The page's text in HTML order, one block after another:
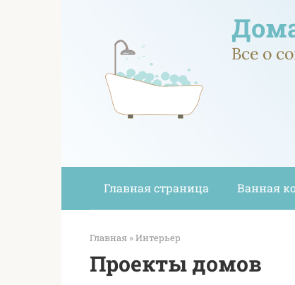
Все о
Главная страница Ванная
Главная »Интерьер
Проекты домов